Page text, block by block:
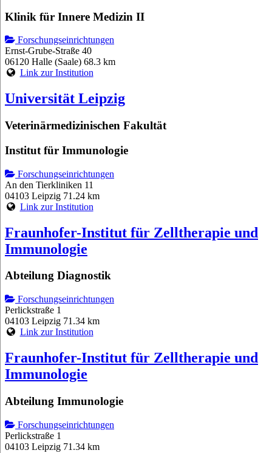
Klinik für Innere Medizin II
Forschungseinrichtungen
Ernst-Grube-Straße 40
06120 Halle (Saale) 68.3 km
Link zur Institution
Universität Leipzig
Veterinärmedizinischen Fakultät
Institut für Immunologie
Forschungseinrichtungen
An den Tierkliniken 11
04103 Leipzig 71.24 km
Link zur Institution
Fraunhofer-Institut für Zelltherapie und
Immunologie
Abteilung Diagnostik
Forschungseinrichtungen
Perlickstraße 1
04103 Leipzig 71.34 km
Link zur Institution
Fraunhofer-Institut für Zelltherapie und
Immunologie
Abteilung Immunologie
Forschungseinrichtungen
Perlickstraße 1
04103 Leipzig 71.34 km